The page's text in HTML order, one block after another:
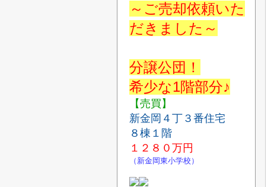
～ご売却依頼いた
だきました～
分譲公団！
希少な1階部分♪
【売買】
新金岡４丁３番住宅
８棟１階
１２８０ 万円
（新金岡東小学校）